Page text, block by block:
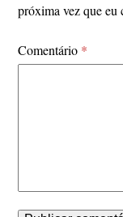
próxima vez que eu
Comentário *